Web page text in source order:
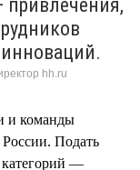
hh.ru
и команды
Подать
категорий —